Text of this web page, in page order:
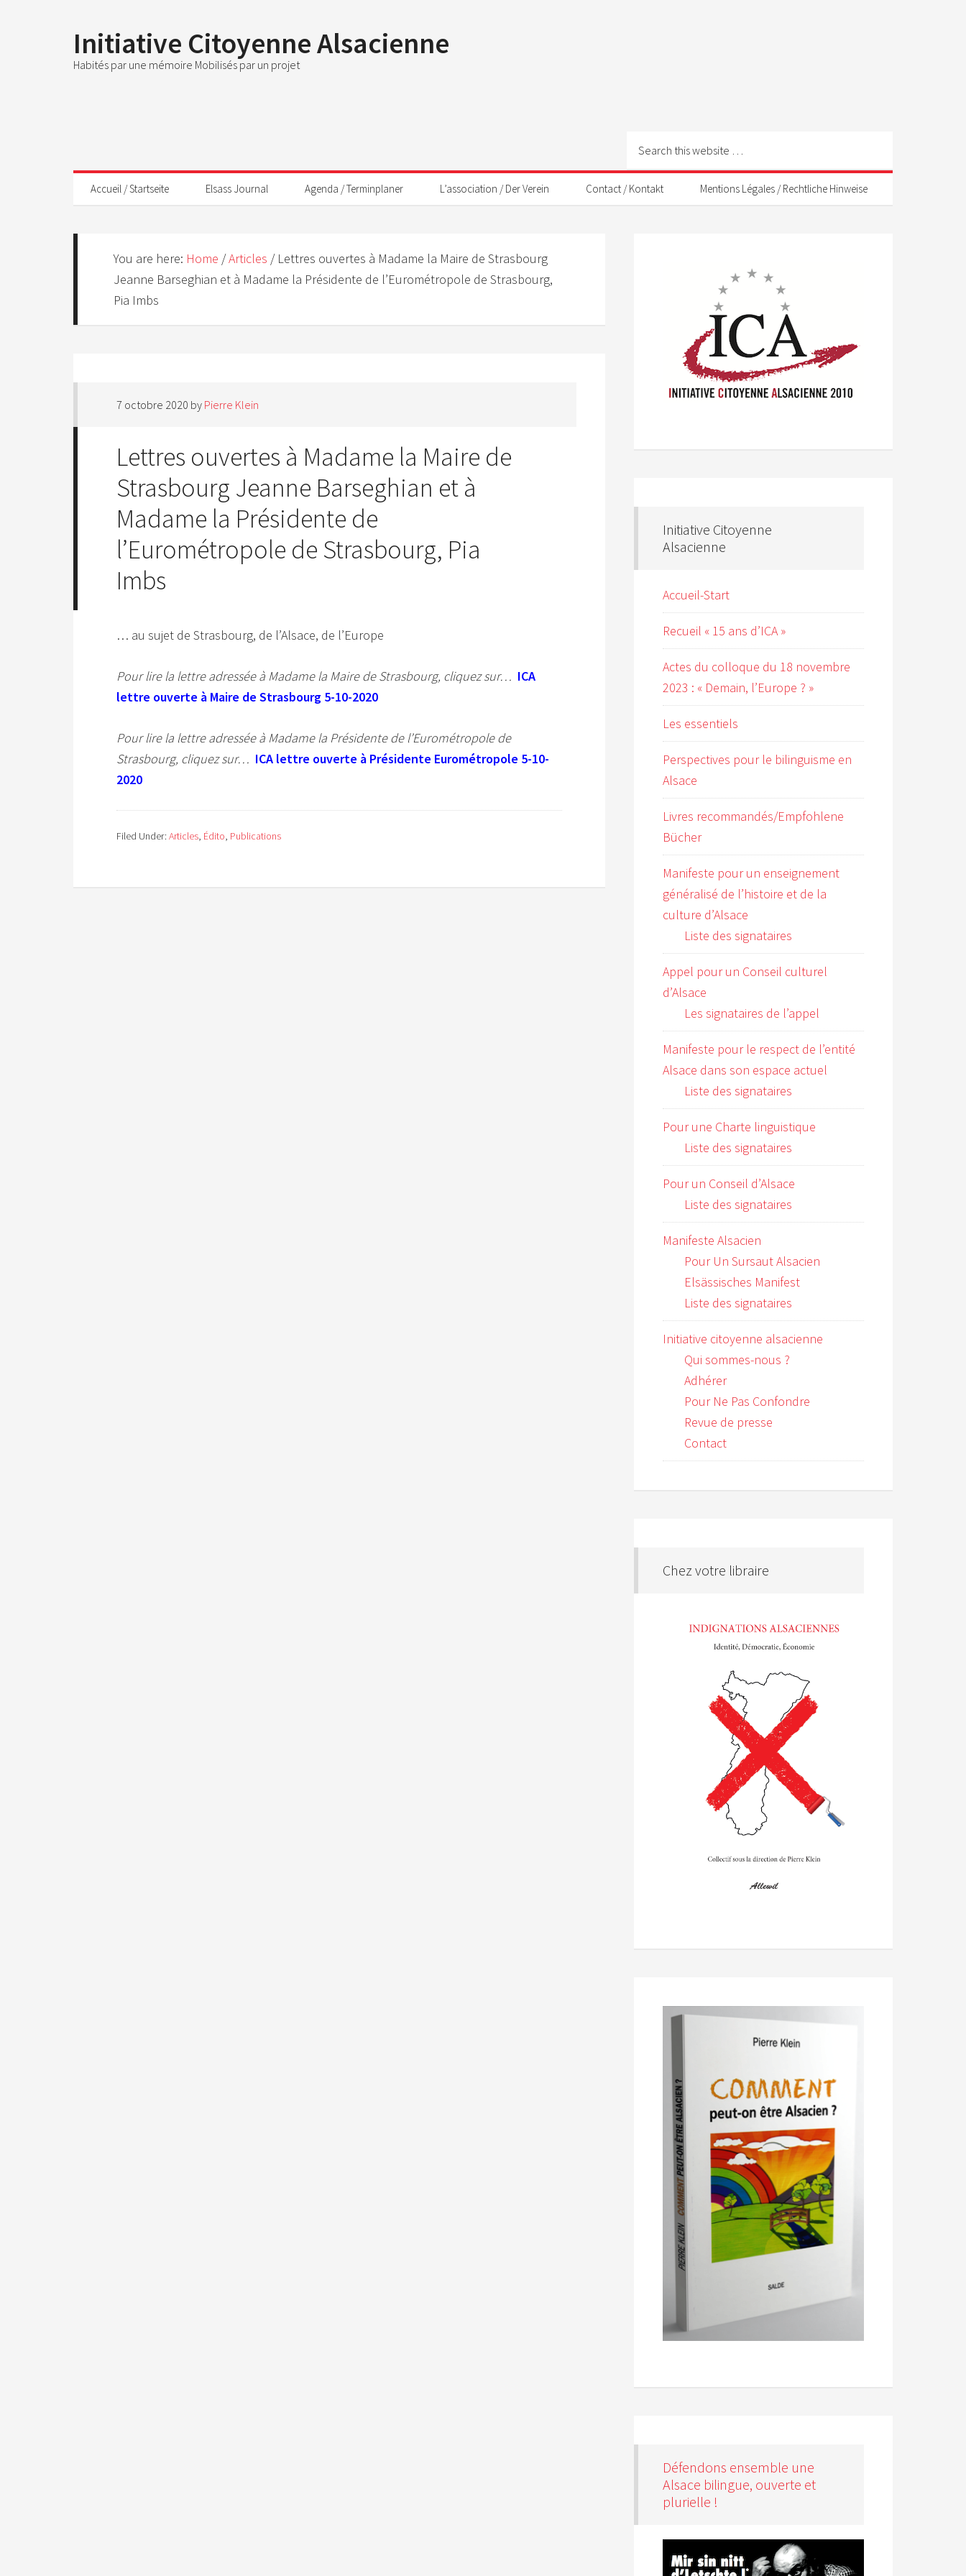
Initiative Citoyenne Alsacienne
Habités par une mémoire Mobilisés par un projet
Accueil / Startseite Elsass Journal Agenda / Terminplaner L’association / Der Verein Contact / Kontakt Mentions Légales / Rechtliche Hinweise
You are here: Home /Articles /Lettres ouvertes à Madame la Maire de Strasbourg
Jeanne Barseghian et à Madame la Présidente de l’Eurométropole de Strasbourg,
Pia Imbs
7 octobre 2020 by Pierre Klein
Lettres ouvertes à Madame la Maire de
Strasbourg Jeanne Barseghian et à
Madame la Présidente de
l’Eurométropole de Strasbourg, Pia
Imbs
… au sujet de Strasbourg, de l’Alsace, de l’Europe
Pour lire la lettre adressée à Madame la Maire de Strasbourg, cliquez sur… ICA
lettre ouverte à Maire de Strasbourg 5-10-2020
Pour lire la lettre adressée à Madame la Présidente de l’Eurométropole de
Strasbourg, cliquez sur… ICA lettre ouverte à Présidente Eurométropole 5-10-
2020
Filed Under: Articles, Édito, Publications
Initiative Citoyenne
Alsacienne
Accueil-Start
Recueil « 15 ans d’ICA »
Actes du colloque du 18 novembre
2023 : « Demain, l’Europe ? »
Les essentiels
Perspectives pour le bilinguisme en
Alsace
Livres recommandés/Empfohlene
Bücher
Manifeste pour un enseignement
généralisé de l’histoire et de la
culture d’Alsace
Liste des signataires
Appel pour un Conseil culturel
d’Alsace
Les signataires de l’appel
Manifeste pour le respect de l’entité
Alsace dans son espace actuel
Liste des signataires
Pour une Charte linguistique
Liste des signataires
Pour un Conseil d’Alsace
Liste des signataires
Manifeste Alsacien
Pour Un Sursaut Alsacien
Elsässisches Manifest
Liste des signataires
Initiative citoyenne alsacienne
Qui sommes-nous ?
Adhérer
Pour Ne Pas Confondre
Revue de presse
Contact
Chez votre libraire
Défendons ensemble une
Alsace bilingue, ouverte et
plurielle !